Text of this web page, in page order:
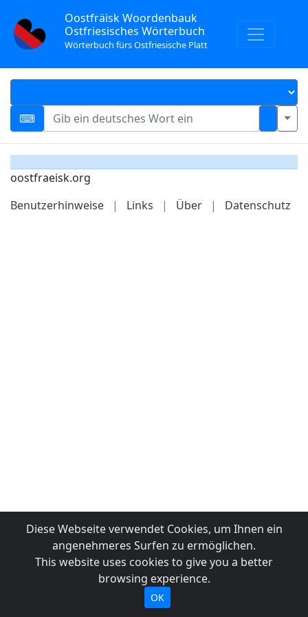
Oostfräisk Woordenbauk
Ostfriesisches Wörterbuch
Wörterbuch fürs Ostfriesische Platt
oostfraeisk.org
Benutzerhinweise
| Links | Über | Datenschutz
Diese Webseite verwendet Cookies, um Ihnen ein
angenehmeres Surfen zu ermöglichen.
This website uses cookies to give you a better
browsing experience.
OK